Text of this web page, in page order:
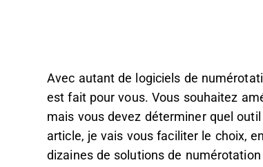
Avec autant de logiciels de
est fait pour vous. Vous souhaitez
mais vous devez déterminer quel
article, je vais vous faciliter le choix,
dizaines de solutions de